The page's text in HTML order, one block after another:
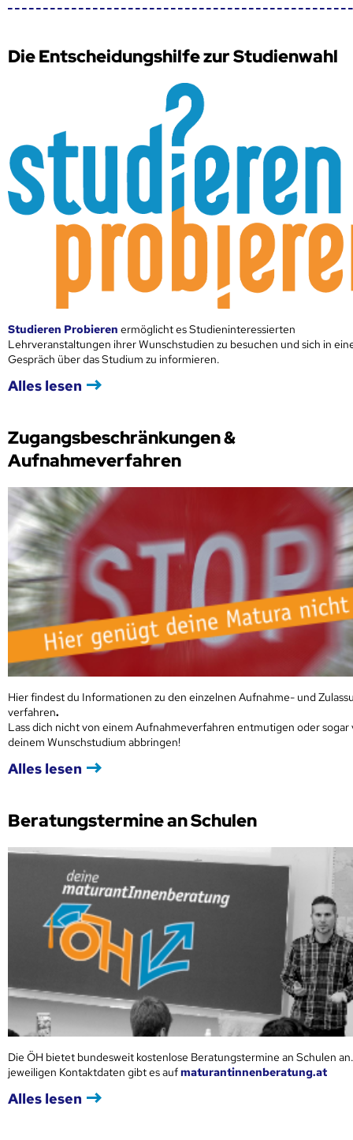
Die Entscheidungshilfe zur Studienwahl
Studieren Probieren ermöglicht es Studieninteressierten
Lehrveranstaltungen ihrer Wunschstudien zu besuchen und sich in
Gespräch über das Studium zu informieren.
Alles lesen
Zugangsbeschränkungen &
Aufnahmeverfahren
Hier findest du Informationen zu den einzelnen Aufnahme- und
verfahren.
Lass dich nicht von einem Aufnahmeverfahren entmutigen oder sogar
deinem Wunschstudium abbringen!
Alles lesen
Beratungstermine an Schulen
Die ÖH bietet bundesweit kostenlose Beratungstermine an Schulen
jeweiligen Kontaktdaten gibt es aufmaturantinnenberatung.at
Alles lesen